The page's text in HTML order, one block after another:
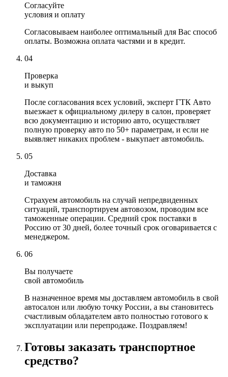
Согласуйте
условия и оплату
Согласовываем наиболее оптимальный для Вас способ
оплаты. Возможна оплата частями и в кредит.
04
Проверка
и выкуп
После согласования всех условий, эксперт ГТК Авто
выезжает к официальному дилеру в салон, проверяет
всю документацию и историю авто, осуществляет
полную проверку авто по 50+ параметрам, и если не
выявляет никаких проблем - выкупает автомобиль.
05
Доставка
и таможня
Страхуем автомобиль на случай непредвиденных
ситуаций, транспортируем автовозом, проводим все
таможенные операции. Средний срок поставки в
Россию от 30 дней, более точный срок оговаривается с
менеджером.
06
Вы получаете
свой автомобиль
В назначенное время мы доставляем автомобиль в свой
автосалон или любую точку России, а вы становитесь
счастливым обладателем авто полностью готового к
эксплуатации или перепродаже. Поздравляем!
Готовы заказать транспортное
средство?